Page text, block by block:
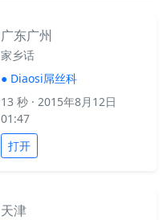
广东广州
家乡话
● Diaosi屌丝科
13 秒 · 2015年8月12日
01:47
打开
天津